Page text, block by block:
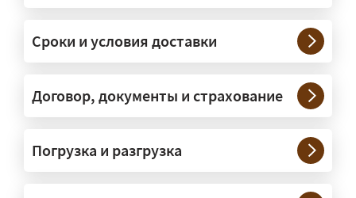
— На тралах и низкорамниках —
платформах, рассчитанных на
крупногабаритную технику и
конструкции. Транспорт подбираем
под конкретные размеры и вес груза.
сопровождение?
Сроки и условия доставки
Договор, документы и страхование
Погрузка и разгрузка